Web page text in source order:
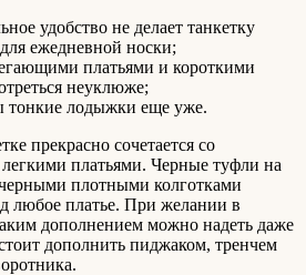
удобство не делает танкетку
ежедневной носки;
платьями и короткими
неуклюже;
тонкие лодыжки еще уже.
прекрасно сочетается со
платьями. Черные туфли на
плотными колготками
любое платье. При желании в
дополнением можно надеть даже
дополнить пиджаком, тренчем